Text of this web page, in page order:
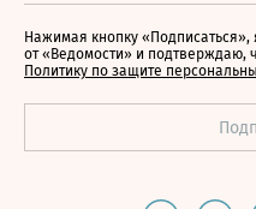
Нажимая кнопку «Подписаться»,
от «Ведомости» и подтверждаю,
Политику по защите